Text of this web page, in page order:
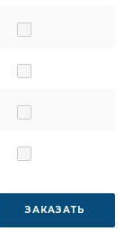
ЗАКАЗАТЬ